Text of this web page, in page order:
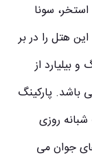
سونا
هتل را در بر
بیلیارد از
باشد. پارکینگ
روزی
جوان می